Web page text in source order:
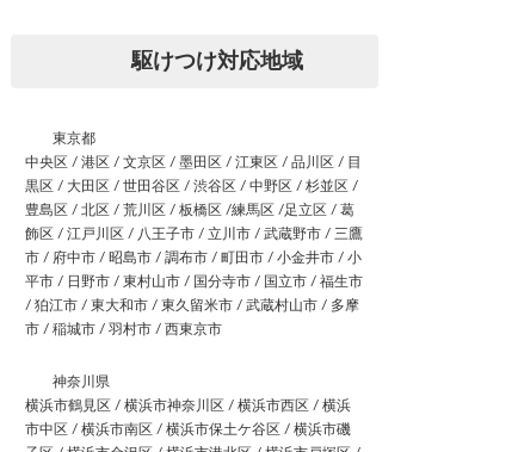
駆けつけ対応地域
東京都
中央区 / 港区 / 文京区 / 墨田区 / 江東区 / 品川区 / 目
黒区 / 大田区 / 世田谷区 / 渋谷区 / 中野区 / 杉並区 /
豊島区 / 北区 / 荒川区 / 板橋区 /練馬区 /足立区 / 葛
飾区 / 江戸川区 / 八王子市 / 立川市 / 武蔵野市 / 三鷹
市 / 府中市 / 昭島市 / 調布市 / 町田市 / 小金井市 / 小
平市 / 日野市 / 東村山市 / 国分寺市 / 国立市 / 福生市
/ 狛江市 / 東大和市 / 東久留米市 / 武蔵村山市 / 多摩
市 / 稲城市 / 羽村市 / 西東京市
神奈川県
横浜市鶴見区 / 横浜市神奈川区 / 横浜市西区 / 横浜
市中区 / 横浜市南区 / 横浜市保土ケ谷区 / 横浜市磯